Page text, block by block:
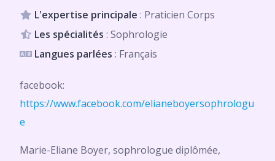
L'expertise principale : Praticien Corps
Les spécialités : Sophrologie
Langues parlées : Français
facebook:
https://www.facebook.com/elianeboyersophrologu
e
Marie-Eliane Boyer, sophrologue diplômée,